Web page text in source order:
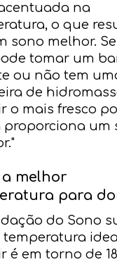
na
o que
sono melhor.
tomar um
ou não tem
de
o mais fresco
proporciona um
melhor
para
do Sono
temperatura
é em torno de